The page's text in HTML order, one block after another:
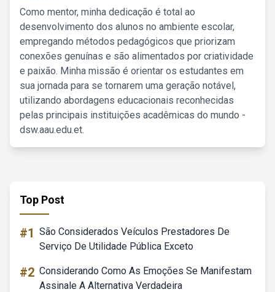
Como mentor, minha dedicação é total ao
desenvolvimento dos alunos no ambiente escolar,
empregando métodos pedagógicos que priorizam
conexões genuínas e são alimentados por criatividade
e paixão. Minha missão é orientar os estudantes em
sua jornada para se tornarem uma geração notável,
utilizando abordagens educacionais reconhecidas
pelas principais instituições acadêmicas do mundo -
dsw.aau.edu.et.
Top Post
#1 São Considerados Veículos Prestadores De
Serviço De Utilidade Pública Exceto
#2 Considerando Como As Emoções Se Manifestam
Assinale A Alternativa Verdadeira